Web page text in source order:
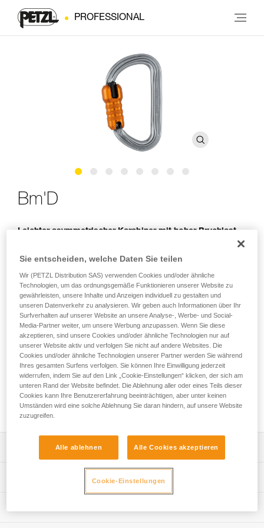
PROFESSIONAL
Bm'D
Leichter asymmetrischer Karabiner mit hoher Bruchlast
Der leichte asymmetrische Bm'D-Karabiner ist aus
zum Einhängen diverser Geräte (Abseilgeräte oder
Verbindungsmittel zur Arbeitsplatzpositionierung). Die
kantenfreie Oberfläche an der Innenseite und das Keylock-
System erleichtern das Ein- und Aushängen. Der Bm’D-
Karabiner ist mit dem automatischen Verriegelungssystem
TRIACT-LOCK ausgestattet. Die verstärkte Hülse verbessert
die frontale und seitliche Bruchlast des Schnappers. Der
Bm'D kann mit dem CAPTIV-Positionierungsbügel kombiniert
werden, um die Belastung des Karabiners in der
Längsachse zu favorisieren, ein Verdrehen zu verhindern
und zu gewährleisten, dass er eine feste Einheit mit dem
Gerät bildet.
Leistungsverzeichnis
Die D-Form eignet sich besonders gut zum Einhängen von
Abseilgeräten und Verbindungsmitteln zur
Arbeitsplatzpositionierung.
Der leichte Aluminiumkarabiner reduziert das Gewicht der
Technische Spezifikationen
Sie entscheiden, welche Daten Sie teilen
Wir (PETZL Distribution SAS) verwenden Cookies und/oder ähnliche
Technologien, um das ordnungsgemäße Funktionieren unserer Website zu
gewährleisten, unsere Inhalte und Anzeigen individuell zu gestalten und
unseren Datenverkehr zu analysieren. Wir geben auch Informationen über Ihr
Surfverhalten auf unserer Website an unsere Analyse-, Werbe- und Social-
Media-Partner weiter, um unsere Werbung anzupassen. Wenn Sie diese
akzeptieren, sind unsere Cookies und/oder ähnliche Technologien nur auf
unserer Website aktiv und verfolgen Sie nicht auf andere Websites. Die
Cookies und/oder ähnliche Technologien unserer Partner werden Sie während
Ihres gesamten Surfens verfolgen. Sie können Ihre Einwilligung jederzeit
widerrufen, indem Sie auf den Link „Cookie-Einstellungen“ klicken, der sich am
unteren Rand der Website befindet. Die Ablehnung aller oder eines Teils dieser
Cookies kann Ihre Benutzererfahrung beeinträchtigen, aber unter keinen
Umständen wird eine solche Ablehnung Sie daran hindern, auf unsere Website
zuzugreifen.
Alle ablehnen Alle Cookies akzeptieren
Cookie-Einstellungen